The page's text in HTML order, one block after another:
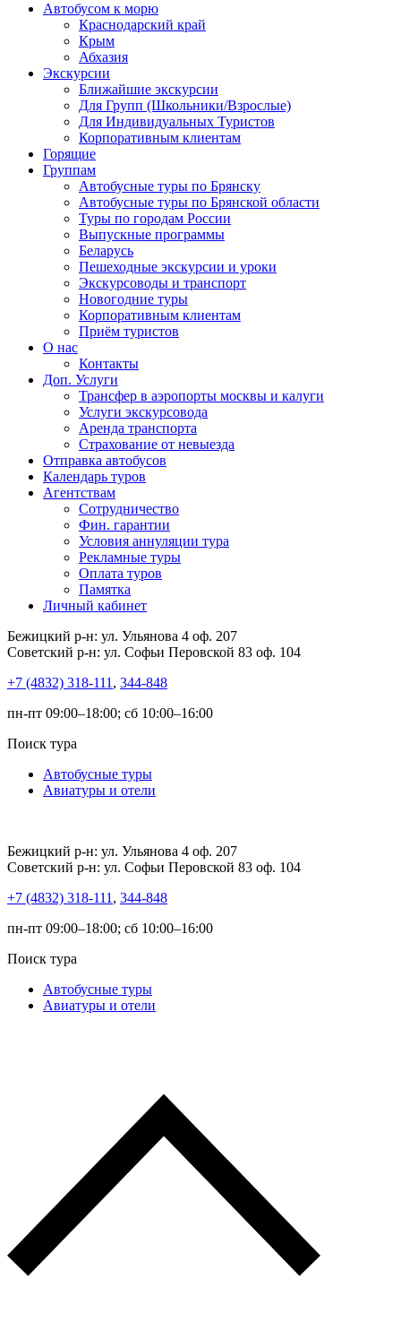
Автобусом к морю
Краснодарский край
Крым
Абхазия
Экскурсии
Ближайшие экскурсии
Для Групп (Школьники/Взрослые)
Для Индивидуальных Туристов
Корпоративным клиентам
Горящие
Группам
Автобусные туры по Брянску
Автобусные туры по Брянской области
Туры по городам России
Выпускные программы
Беларусь
Пешеходные экскурсии и уроки
Экскурсоводы и транспорт
Новогодние туры
Корпоративным клиентам
Приём туристов
О нас
Контакты
Доп. Услуги
Трансфер в аэропорты москвы и калуги
Услуги экскурсовода
Аренда транспорта
Страхование от невыезда
Отправка автобусов
Календарь туров
Агентствам
Сотрудничество
Фин. гарантии
Условия аннуляции тура
Рекламные туры
Оплата туров
Памятка
Личный кабинет
Бежицкий р-н: ул. Ульянова 4 оф. 207
Советский р-н: ул. Софьи Перовской 83 оф. 104
+7 (4832) 318-111 , 344-848
пн-пт 09:00–18:00; сб 10:00–16:00
Поиск тура
Автобусные туры
Авиатуры и отели
Бежицкий р-н: ул. Ульянова 4 оф. 207
Советский р-н: ул. Софьи Перовской 83 оф. 104
+7 (4832) 318-111 , 344-848
пн-пт 09:00–18:00; сб 10:00–16:00
Поиск тура
Автобусные туры
Авиатуры и отели